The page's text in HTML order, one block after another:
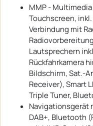
MMP -
Touchscreen,
Verbindung mit
Lautsprechern
Rückfahrkamera
Bildschirm, Sat.-
Receiver), Smart
Triple Tuner,
Navigationsgerät
DAB+, Bluetooth